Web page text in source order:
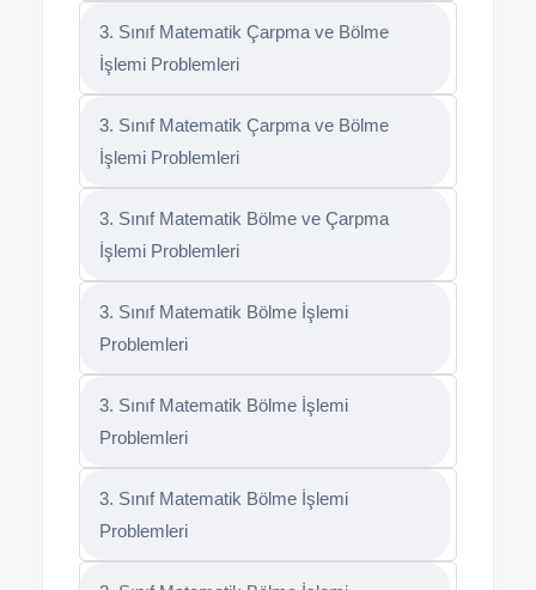
3. Sınıf Matematik Çarpma ve Bölme
İşlemi Problemleri
3. Sınıf Matematik Çarpma ve Bölme
İşlemi Problemleri
3. Sınıf Matematik Bölme ve Çarpma
İşlemi Problemleri
3. Sınıf Matematik Bölme İşlemi
Problemleri
3. Sınıf Matematik Bölme İşlemi
Problemleri
3. Sınıf Matematik Bölme İşlemi
Problemleri